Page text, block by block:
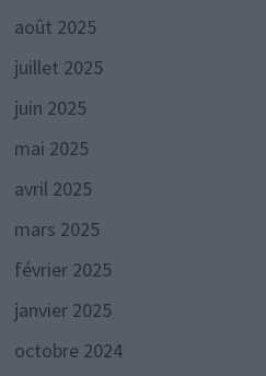
août 2025
juillet 2025
juin 2025
mai 2025
avril 2025
mars 2025
février 2025
janvier 2025
octobre 2024